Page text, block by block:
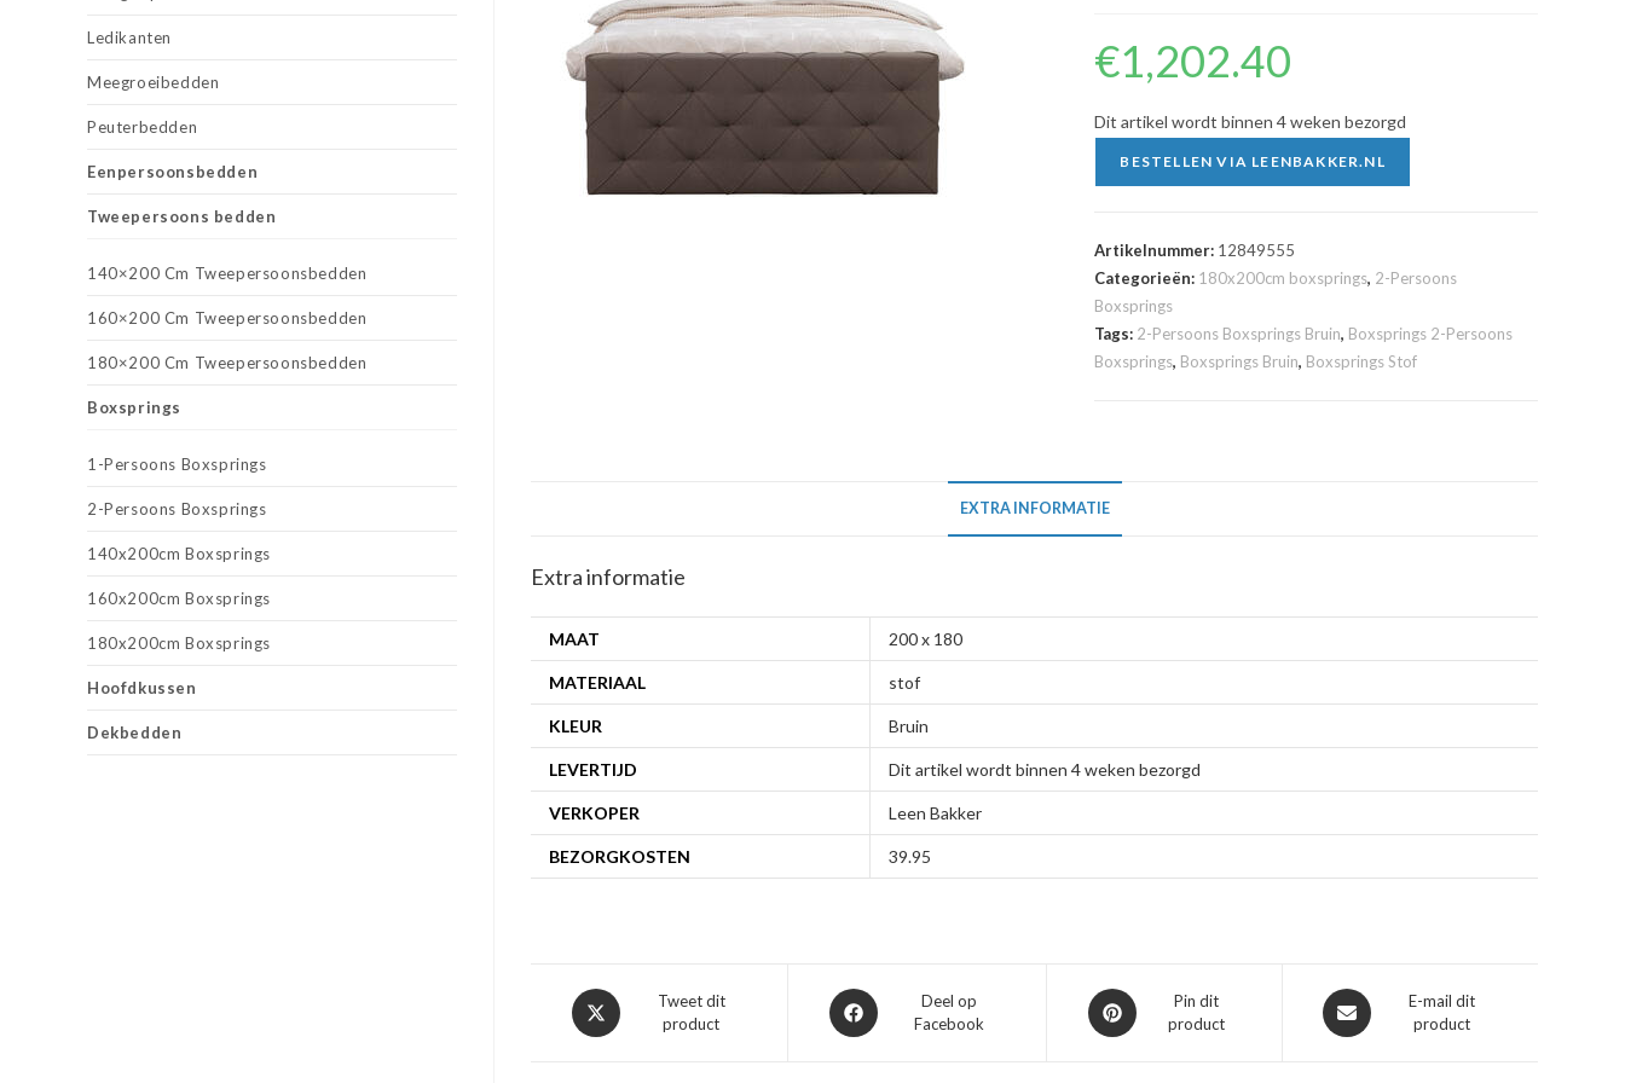
€1,202.40
Dit artikel wordt binnen 4 weken bezorgd
BESTELLEN VIA LEENBAKKER.NL
Artikelnummer: 12849555
Categorieën: 180x200cm boxsprings, 2-Persoons
Boxsprings
Tags: 2-Persoons Boxsprings Bruin, Boxsprings 2-Persoons
Boxsprings, Boxsprings Bruin, Boxsprings Stof
EXTRA INFORMATIE
Extra informatie
MAAT 200 x 180
MATERIAAL stof
KLEUR Bruin
LEVERTIJD Dit artikel wordt binnen 4 weken bezorgd
VERKOPER Leen Bakker
BEZORGKOSTEN 39.95
Opent
in
Tweet dit
product
Opent
in
Deel op
Facebook
Opent
in
Pin dit
product
Opent
in
E-mail dit
product
Ledikanten
Meegroeibedden
Peuterbedden
Eenpersoonsbedden
Tweepersoons bedden
140×200 Cm Tweepersoonsbedden
160×200 Cm Tweepersoonsbedden
180×200 Cm Tweepersoonsbedden
Boxsprings
1-Persoons Boxsprings
2-Persoons Boxsprings
140x200cm Boxsprings
160x200cm Boxsprings
180x200cm Boxsprings
Hoofdkussen
Dekbedden